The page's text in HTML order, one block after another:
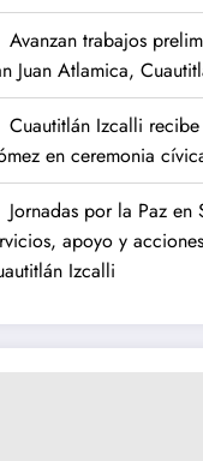
Avanzan trabajos
Juan Atlamica,
Cuautitlán Izcalli
en ceremonia
Jornadas por la Paz en
apoyo y
Izcalli